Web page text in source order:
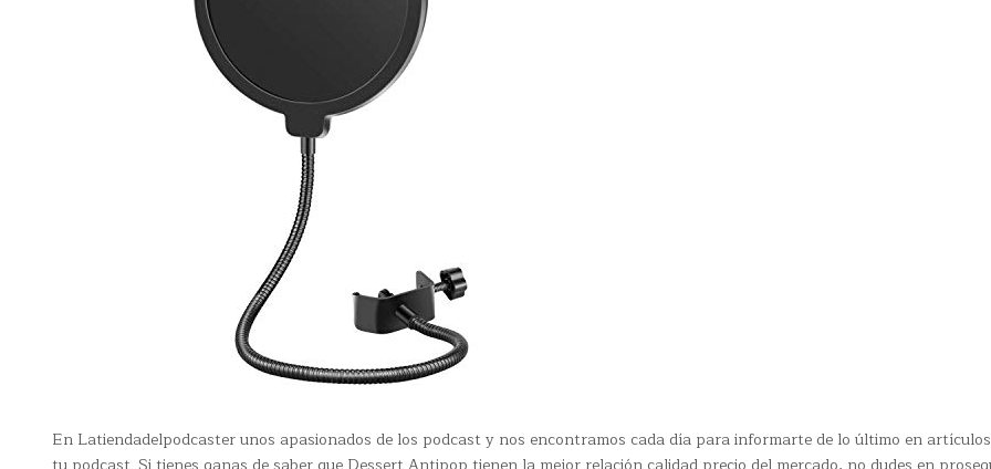
En Latiendadelpodcaster unos apasionados de los podcast y nos encontramos cada día para informarte de lo último en